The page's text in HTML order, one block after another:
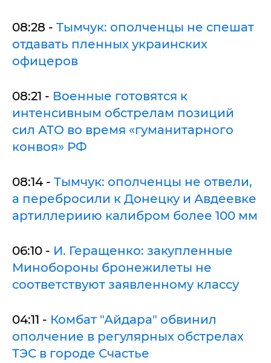
08:28 - Тымчук: ополченцы не спешат
отдавать пленных украинских
офицеров
08:21 - Военные готовятся к
интенсивным обстрелам позиций
сил АТО во время «гуманитарного
конвоя» РФ
08:14 - Тымчук: ополченцы не отвели,
а перебросили к Донецку и Авдеевке
артиллериию калибром более 100 мм
06:10 - И. Геращенко: закупленные
Минобороны бронежилеты не
соответствуют заявленному классу
04:11 - Комбат "Айдара" обвинил
ополчение в регулярных обстрелах
ТЭС в городе Счастье